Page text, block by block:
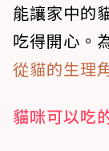
能讓家中的
吃得開心。
從貓的生理
貓咪可以吃